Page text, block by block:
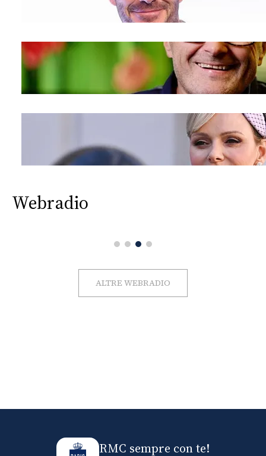
Webradio
ALTRE WEBRADIO
RMC sempre con te!